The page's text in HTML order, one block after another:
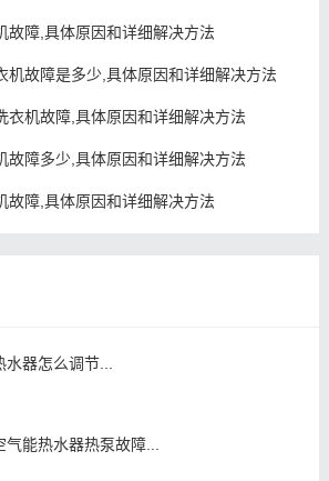
故障,具体原因和详细解决方法
机故障是多少,具体原因和详细解决方法
衣机故障,具体原因和详细解决方法
故障多少,具体原因和详细解决方法
故障,具体原因和详细解决方法
水器怎么调节...
气能热水器热泵故障...